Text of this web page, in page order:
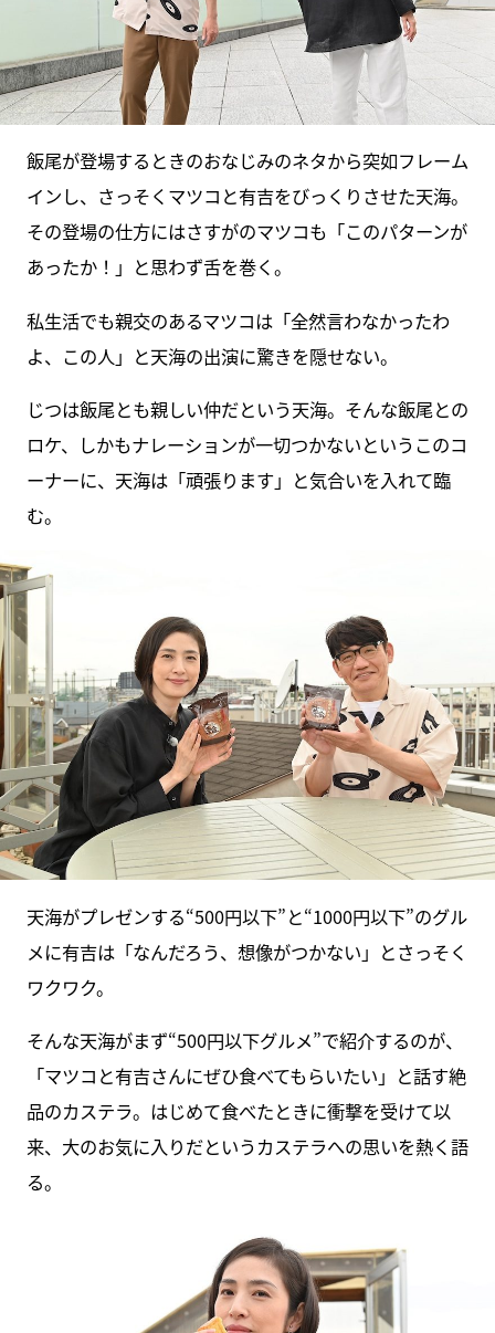
飯尾が登場するときのおなじみのネタから突如フレーム
インし、さっそくマツコと有吉をびっくりさせた天海。
その登場の仕方にはさすがのマツコも「このパターンが
あったか！」と思わず舌を巻く。
私生活でも親交のあるマツコは「全然言わなかったわ
よ、この人」と天海の出演に驚きを隠せない。
じつは飯尾とも親しい仲だという天海。そんな飯尾との
ロケ、しかもナレーションが一切つかないというこのコ
ーナーに、天海は「頑張ります」と気合いを入れて臨
む。
天海がプレゼンする“500円以下”と“1000円以下”のグル
メに有吉は「なんだろう、想像がつかない」とさっそく
ワクワク。
そんな天海がまず“500円以下グルメ”で紹介するのが、
「マツコと有吉さんにぜひ食べてもらいたい」と話す絶
品のカステラ。はじめて食べたときに衝撃を受けて以
来、大のお気に入りだというカステラへの思いを熱く語
る。